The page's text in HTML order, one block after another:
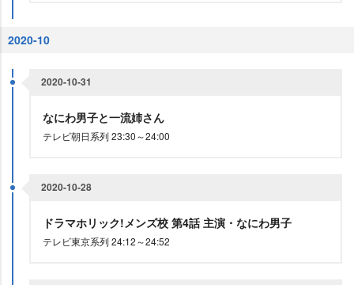
2020-10
2020-10-31
なにわ男子と一流姉さん
テレビ朝日系列 23:30～24:00
2020-10-28
ドラマホリック!メンズ校 第4話 主演・なにわ男子
テレビ東京系列 24:12～24:52